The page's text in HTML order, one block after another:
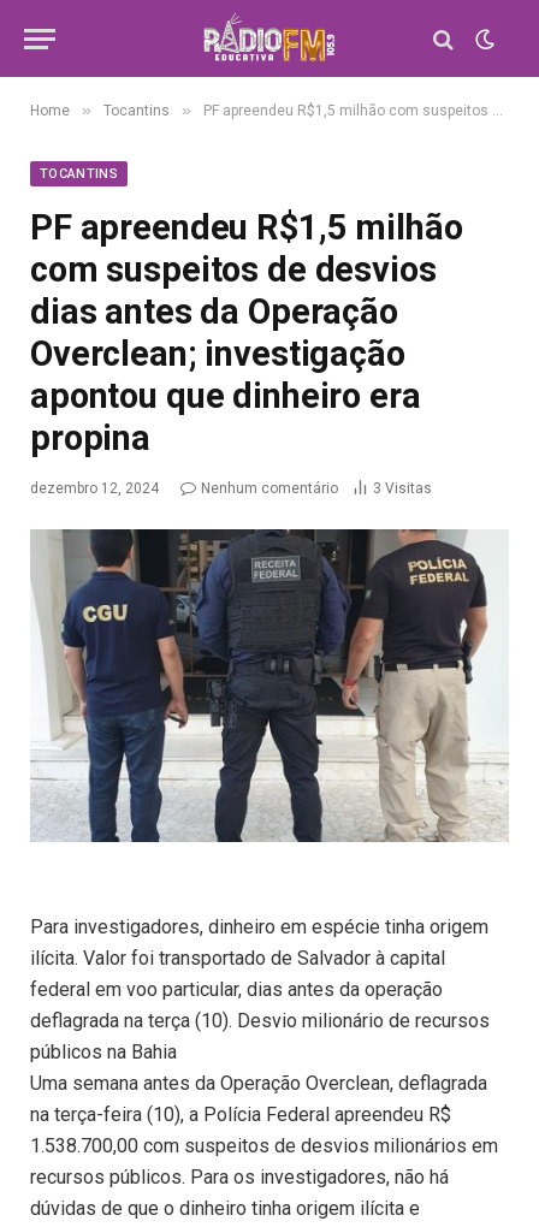
Home » Tocantins » PF apreendeu R$1,5 milhão com suspeitos de desvios dias antes da Operação Overclean; investigação apontou que dinheiro era propina
TOCANTINS
PF apreendeu R$1,5 milhão
com suspeitos de desvios
dias antes da Operação
Overclean; investigação
apontou que dinheiro era
propina
dezembro 12, 2024 Nenhum comentário 3 Visitas
Para investigadores, dinheiro em espécie tinha origem
ilícita. Valor foi transportado de Salvador à capital
federal em voo particular, dias antes da operação
deflagrada na terça (10). Desvio milionário de recursos
públicos na Bahia
Uma semana antes da Operação Overclean, deflagrada
na terça-feira (10), a Polícia Federal apreendeu R$
1.538.700,00 com suspeitos de desvios milionários em
recursos públicos. Para os investigadores, não há
dúvidas de que o dinheiro tinha origem ilícita e